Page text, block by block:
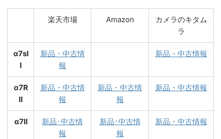
楽天市場 Amazon
カメラのキタム
ラ
α7sI
I
新品・中古情
報
新品・中古情報
α7R
II
新品・中古情
報
新品・中古情
報
新品・中古情報
α7II
新品･中古情
報
新品･中古情
報
新品・中古情報